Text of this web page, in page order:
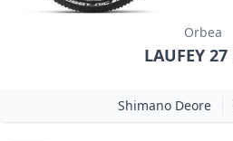
Orbea
LAUFEY
Shimano Deore